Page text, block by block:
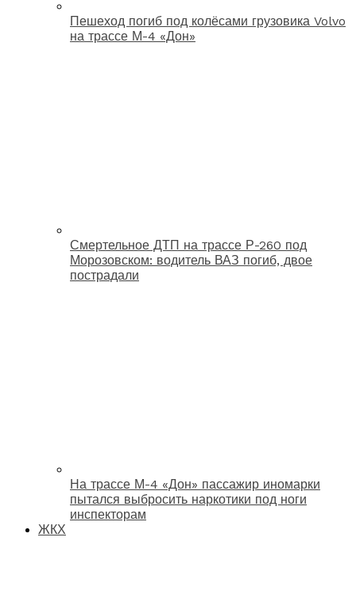
Пешеход погиб под колёсами грузовика Volvo
на трассе М-4 «Дон»
Смертельное ДТП на трассе Р-260 под
Морозовском: водитель ВАЗ погиб, двое
пострадали
На трассе М-4 «Дон» пассажир иномарки
пытался выбросить наркотики под ноги
инспекторам
ЖКХ